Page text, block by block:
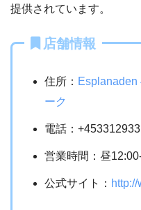
提供されています。
店舗情報
住所： Esplanaden
ーク
電話：
営業時間：昼
公式サイト：